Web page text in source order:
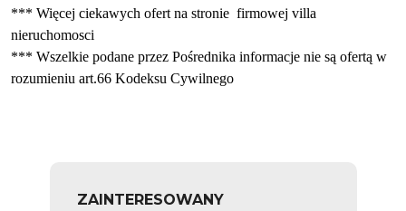
*** Więcej ciekawych ofert na stronie firmowej villa
nieruchomosci
*** Wszelkie podane przez Pośrednika informacje nie są ofertą w
rozumieniu art.66 Kodeksu Cywilnego
ZAINTERESOWANY